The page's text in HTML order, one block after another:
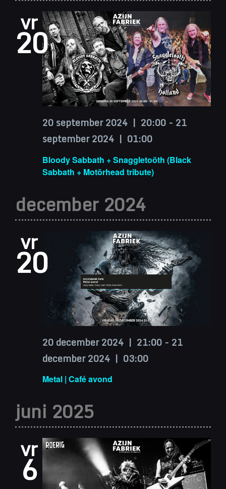
vr
20
Bloody Sabbath + Snaggletoöth (Black
Sabbath + Motörhead tribute)
20 september 2024 | 20:00 - 21
september 2024 | 01:00
december 2024
vr
20
Metal | Café avond
20 december 2024 | 21:00 - 21
december 2024 | 03:00
juni 2025
vr
6